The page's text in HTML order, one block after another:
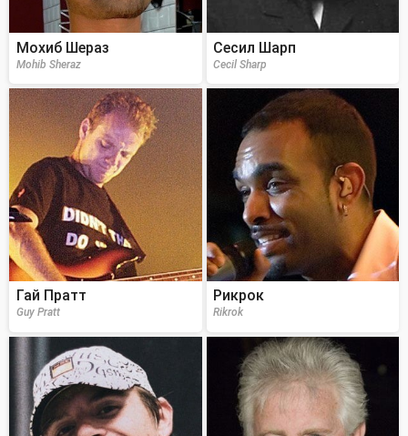
Мохиб Шераз
Mohib Sheraz
Сесил Шарп
Cecil Sharp
Гай Пратт
Guy Pratt
Рикрок
Rikrok